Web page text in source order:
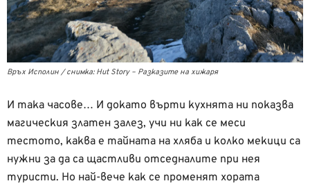
Връх Исполин / снимка: Hut Story – Разказите на хижаря
И така часове… И докато върти кухнята ни показва
магическия златен залез, учи ни как се меси
тестото, каква е тайната на хляба и колко мекици са
нужни за да са щастливи отседналите при нея
туристи. Но най-вече как се променят хората